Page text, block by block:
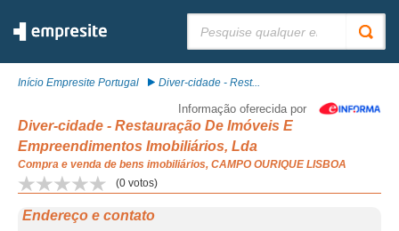
Início Empresite Portugal Diver-cidade - Rest...
Informação oferecida por
Diver-cidade - Restauração De Imóveis E
Empreendimentos Imobiliários, Lda
Compra e venda de bens imobiliários, CAMPO OURIQUE LISBOA
(0 votos)
Endereço e contato